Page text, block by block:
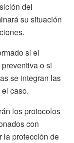
del
su situación
si el
o si
se integran las
caso.
los protocolos
con
la protección de